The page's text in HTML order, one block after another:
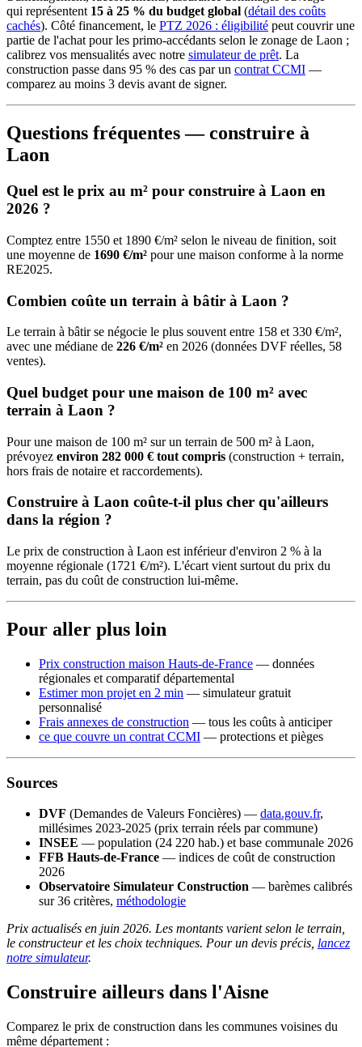
qui représentent 15 à 25 % du budget global (détail des coûts
cachés). Côté financement, le PTZ 2026 : éligibilité peut couvrir une
partie de l'achat pour les primo-accédants selon le zonage de Laon ;
calibrez vos mensualités avec notre simulateur de prêt. La
construction passe dans 95 % des cas par un contrat CCMI —
comparez au moins 3 devis avant de signer.
Questions fréquentes — construire à
Laon
Quel est le prix au m² pour construire à Laon en
2026 ?
Comptez entre 1550 et 1890 €/m² selon le niveau de finition, soit
une moyenne de 1690 €/m² pour une maison conforme à la norme
RE2025.
Combien coûte un terrain à bâtir à Laon ?
Le terrain à bâtir se négocie le plus souvent entre 158 et 330 €/m²,
avec une médiane de 226 €/m² en 2026 (données DVF réelles, 58
ventes).
Quel budget pour une maison de 100 m² avec
terrain à Laon ?
Pour une maison de 100 m² sur un terrain de 500 m² à Laon,
prévoyez environ 282 000 € tout compris (construction + terrain,
hors frais de notaire et raccordements).
Construire à Laon coûte-t-il plus cher qu'ailleurs
dans la région ?
Le prix de construction à Laon est inférieur d'environ 2 % à la
moyenne régionale (1721 €/m²). L'écart vient surtout du prix du
terrain, pas du coût de construction lui-même.
Pour aller plus loin
Prix construction maison Hauts-de-France — données
régionales et comparatif départemental
Estimer mon projet en 2 min — simulateur gratuit
personnalisé
Frais annexes de construction — tous les coûts à anticiper
ce que couvre un contrat CCMI — protections et pièges
Sources
DVF (Demandes de Valeurs Foncières) — data.gouv.fr,
millésimes 2023-2025 (prix terrain réels par commune)
INSEE — population (24 220 hab.) et base communale 2026
FFB Hauts-de-France — indices de coût de construction
2026
Observatoire Simulateur Construction — barèmes calibrés
sur 36 critères, méthodologie
Prix actualisés en juin 2026. Les montants varient selon le terrain,
le constructeur et les choix techniques. Pour un devis précis, lancez
notre simulateur.
Construire ailleurs dans l'Aisne
Comparez le prix de construction dans les communes voisines du
même département :